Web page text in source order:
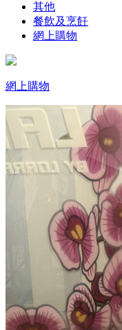
其他
餐飲及烹飪
網上購物
網上購物